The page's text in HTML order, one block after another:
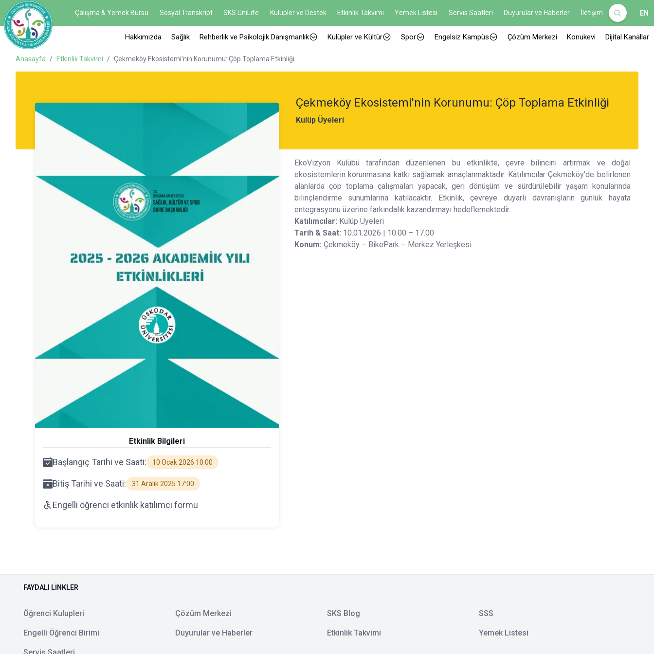
Çalışma & Yemek Bursu Sosyal Transkript SKS UniLife Kulüpler ve Destek Etkinlik Takvimi Yemek Listesi Servis Saatleri Duyurular ve Haberler İletişim EN
Hakkımızda Sağlık Rehberlik ve Psikolojik Danışmanlık Kulüpler ve Kültür Spor Engelsiz Kampüs Çözüm Merkezi Konukevi Dijital Kanallar
Anasayfa / Etkinlik Takvimi / Çekmeköy Ekosistemi'nin Korunumu: Çöp Toplama Etkinliği
Çekmeköy Ekosistemi'nin Korunumu: Çöp Toplama Etkinliği
Kulüp Üyeleri
Etkinlik Bilgileri
Başlangıç Tarihi ve Saati: 10 Ocak 2026 10:00
Bitiş Tarihi ve Saati: 31 Aralık 2025 17:00
Engelli öğrenci etkinlik katılımcı formu
EkoVizyon Kulübü tarafından düzenlenen bu etkinlikte, çevre bilincini artırmak ve doğal
ekosistemlerin korunmasına katkı sağlamak amaçlanmaktadır. Katılımcılar Çekmeköy’de belirlenen
alanlarda çöp toplama çalışmaları yapacak, geri dönüşüm ve sürdürülebilir yaşam konularında
bilinçlendirme sunumlarına katılacaktır. Etkinlik, çevreye duyarlı davranışların günlük hayata
entegrasyonu üzerine farkındalık kazandırmayı hedeflemektedir.
Katılımcılar: Kulüp Üyeleri
Tarih & Saat: 10.01.2026 | 10.00 – 17.00
Konum: Çekmeköy – BikePark – Merkez Yerleşkesi
FAYDALI LINKLER
Öğrenci Kulupleri Çözüm Merkezi SKS Blog SSS
Engelli Öğrenci Birimi Duyurular ve Haberler Etkinlik Takvimi Yemek Listesi
Servis Saatleri